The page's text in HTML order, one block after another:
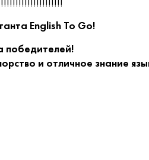
English To Go!
победителей!
и отличное знание